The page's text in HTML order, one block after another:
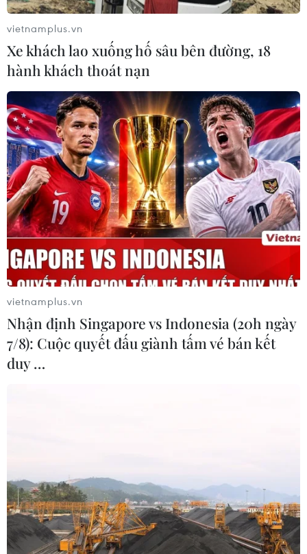
Tổng thống Ai Cập nêu bật tính cấp thiết phải đạt được
lệnh ngừng bắn để ngăn chặn cuộc khủng hoảng nhân
đạo thảm khốc ở Gaza và hạ nhiệt xung đột trong khu
vực.
vietnamplus.vn
Xe khách lao xuống hố sâu bên đường, 18
hành khách thoát nạn
vietnamplus.vn
Nhận định Singapore vs Indonesia (20h ngày
7/8): Cuộc quyết đấu giành tấm vé bán kết
duy …